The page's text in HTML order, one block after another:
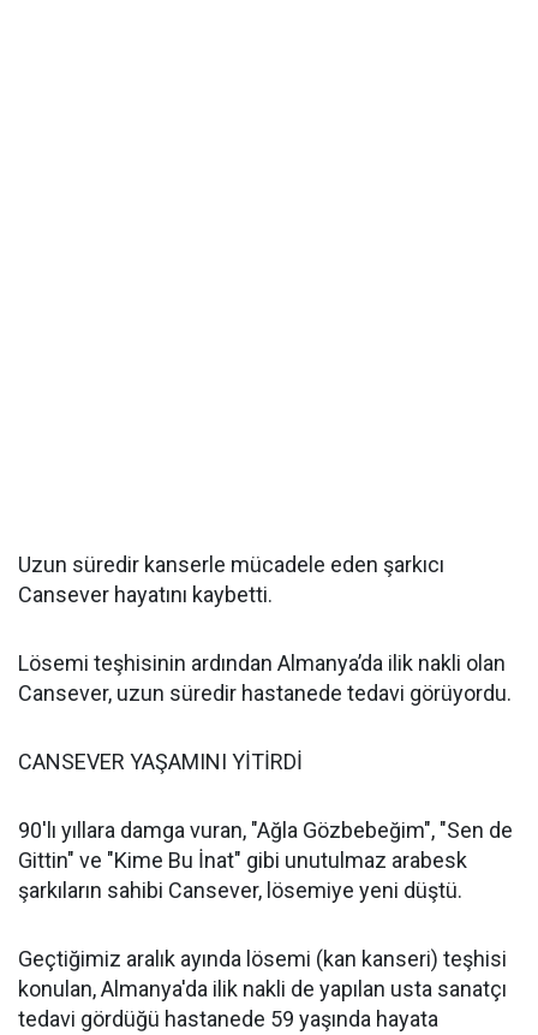
Uzun süredir kanserle mücadele eden şarkıcı
Cansever hayatını kaybetti.
Lösemi teşhisinin ardından Almanya’da ilik nakli olan
Cansever, uzun süredir hastanede tedavi görüyordu.
CANSEVER YAŞAMINI YİTİRDİ
90'lı yıllara damga vuran, "Ağla Gözbebeğim", "Sen de
Gittin" ve "Kime Bu İnat" gibi unutulmaz arabesk
şarkıların sahibi Cansever, lösemiye yeni düştü.
Geçtiğimiz aralık ayında lösemi (kan kanseri) teşhisi
konulan, Almanya'da ilik nakli de yapılan usta sanatçı
tedavi gördüğü hastanede 59 yaşında hayata